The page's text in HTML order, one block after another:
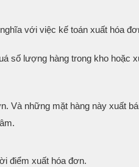
với việc kế toán xuất hóa
số lượng hàng trong kho hoặc
Và những mặt hàng này xuất
điểm xuất hóa đơn.